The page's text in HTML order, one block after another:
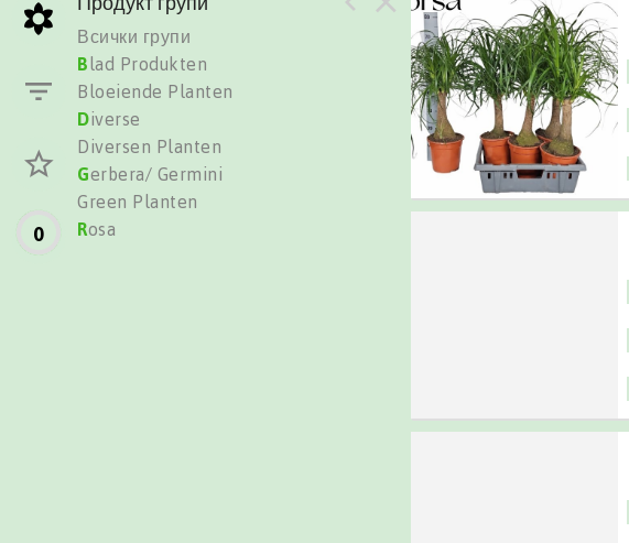
0
Всички групи
Blad Produkten
Bloeiende Planten
Diverse
Diversen Planten
Gerbera/ Germini
Green Planten
Rosa